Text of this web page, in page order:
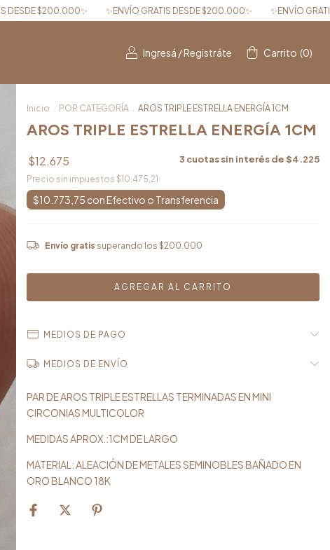
✨ENVÍO GRATIS DESDE $200.000✨ ✨ENVÍO GRATIS DESDE $200.000✨
Ingresá /Registráte Carrito (0)
Inicio . POR CATEGORÍA . AROS TRIPLE ESTRELLA ENERGÍA 1CM
AROS TRIPLE ESTRELLA ENERGÍA 1CM
$12.675 3 cuotas sin interés de$4.225
Precio sin impuestos $10.475,21
$10.773,75 con
Envío gratis superando los $200.000
MEDIOS DE PAGO
MEDIOS DE ENVÍO
PAR DE AROS TRIPLE ESTRELLAS TERMINADAS EN MINI
CIRCONIAS MULTICOLOR
MEDIDAS APROX.:1CM DE LARGO
MATERIAL: ALEACIÓN DE METALES SEMINOBLES BAÑADO EN
ORO BLANCO 18K